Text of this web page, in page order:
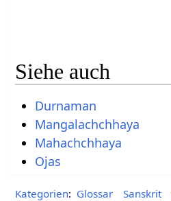
Siehe auch
Durnaman
Mangalachchhaya
Mahachchhaya
Ojas
Kategorien: Glossar Sanskrit